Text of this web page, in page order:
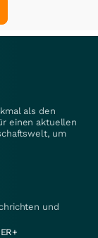
als den
einen aktuellen
um
und